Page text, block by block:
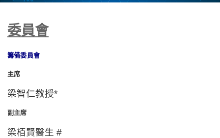
委員會
籌備委員會
主席
梁智仁教授*
副主席
梁栢賢醫生 #